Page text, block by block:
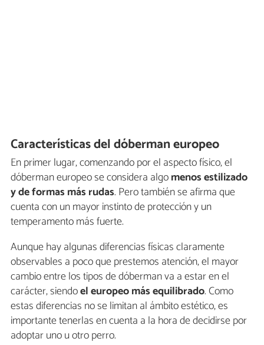
Características del dóberman europeo
En primer lugar, comenzando por el aspecto físico, el
dóberman europeo se considera algomenos estilizado
y de formas más rudas. Pero también se afirma que
cuenta con un mayor instinto de protección y un
temperamento más fuerte.
Aunque hay algunas diferencias físicas claramente
observables a poco que prestemos atención, el mayor
cambio entre los tipos de dóberman va a estar en el
carácter, siendoel europeo más equilibrado. Como
estas diferencias no se limitan al ámbito estético, es
importante tenerlas en cuenta a la hora de decidirse por
adoptar uno u otro perro.